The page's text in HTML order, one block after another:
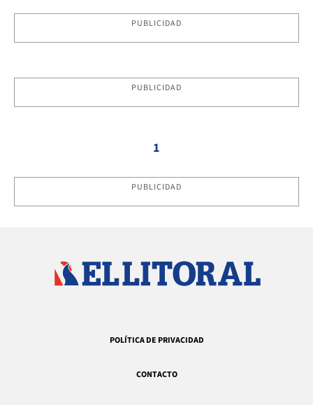
PUBLICIDAD
PUBLICIDAD
1
PUBLICIDAD
POLÍTICA DE PRIVACIDAD
CONTACTO